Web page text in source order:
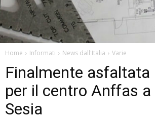
Home Informati News dall'Italia Varie
Finalmente asfaltata
per il centro Anffas a
Sesia